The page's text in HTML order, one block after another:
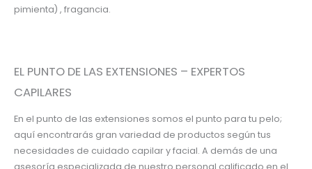
pimienta) , fragancia.
EL PUNTO DE LAS EXTENSIONES – EXPERTOS
CAPILARES
En el punto de las extensiones somos el punto para tu pelo;
aquí encontrarás gran variedad de productos según tus
necesidades de cuidado capilar y facial. A demás de una